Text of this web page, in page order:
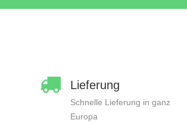
Lieferung
Schnelle Lieferung in ganz
Europa